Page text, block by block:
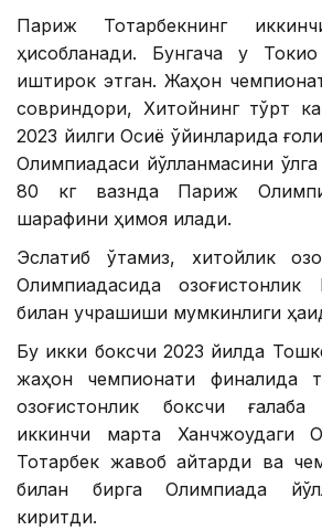
Париж Тоқтарбекнинг
ҳисобланади. Бунгача у
иштирок этган. Жаҳон
совриндори, Хитойнинг тўрт
2023 йилги Осиё ўйинларида
Олимпиадаси йўлланмасини
80 кг вазнда Париж
шарафини ҳимоя қилади.
Эслатиб ўтамиз, хитойлик
Олимпиадасида
билан учрашиши мумкинлиги
Бу икки боксчи 2023 йилда
жаҳон чемпионати финалида
қозоғистонлик боксчи ғалаба
иккинчи марта Ханчжоудаги
Тоқтарбек жавоб қайтарди ва
билан бирга Олимпиада
киритди.